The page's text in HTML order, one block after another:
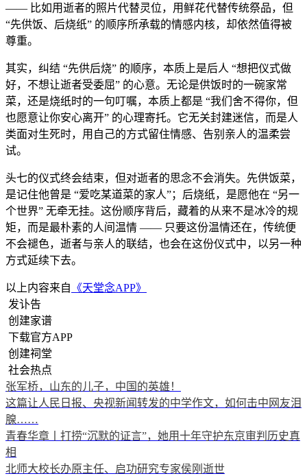
—— 比如用逝者的照片代替灵位，用鲜花代替传统祭品，但
“先供饭、后烧纸” 的顺序所承载的情感内核，却依然值得被
尊重。
其实，纠结 “先供后烧” 的顺序，本质上是后人 “想把仪式做
好，不想让逝者受委屈” 的心意。无论是供饭时的一碗家常
菜，还是烧纸时的一句叮嘱，本质上都是 “我们舍不得你，但
也愿意让你安心离开” 的心理寄托。它无关封建迷信，而是人
类面对生死时，用自己的方式留住情感、告别亲人的温柔尝
试。
头七的仪式终会结束，但对逝者的思念不会消失。先供饭菜，
是记住他曾是 “爱吃某道菜的家人”；后烧纸，是愿他在 “另一
个世界” 无牵无挂。这份顺序背后，藏着的从来不是冰冷的规
矩，而是最朴素的人间温情 —— 只要这份温情还在，传统便
不会褪色，逝者与亲人的联结，也会在这份仪式中，以另一种
方式延续下去。
以上内容来自 《天堂念APP》
发讣告
创建家谱
下载官方APP
创建祠堂
社会热点
张军桥，山东的儿子，中国的英雄！
这篇让人民日报、央视新闻转发的中学作文，如何击中网友泪
腺……
青春华章丨打捞“沉默的证言”，她用十年守护东京审判历史真
相
北师大校长办原主任、启功研究专家侯刚逝世